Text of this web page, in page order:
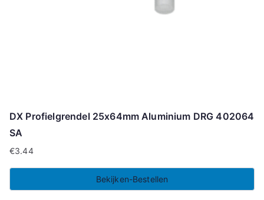
DX Profielgrendel 25x64mm Aluminium DRG 402064
SA
€3.44
Bekijken-Bestellen